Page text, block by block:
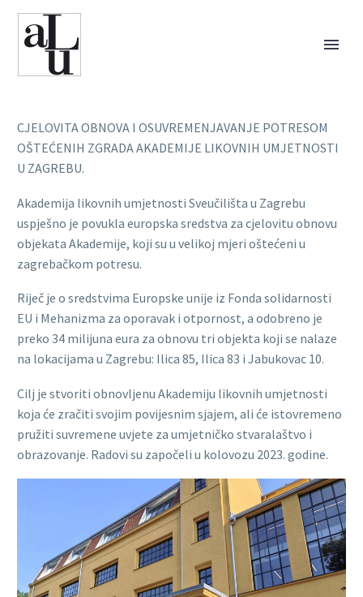
CJELOVITA OBNOVA I OSUVREMENJAVANJE POTRESOM
OŠTEĆENIH ZGRADA AKADEMIJE LIKOVNIH UMJETNOSTI
U ZAGREBU.
Akademija likovnih umjetnosti Sveučilišta u Zagrebu
uspješno je povukla europska sredstva za cjelovitu obnovu
objekata Akademije, koji su u velikoj mjeri oštećeni u
zagrebačkom potresu.
Riječ je o sredstvima Europske unije iz Fonda solidarnosti
EU i Mehanizma za oporavak i otpornost, a odobreno je
preko 34 milijuna eura za obnovu tri objekta koji se nalaze
na lokacijama u Zagrebu: Ilica 85, Ilica 83 i Jabukovac 10.
Cilj je stvoriti obnovljenu Akademiju likovnih umjetnosti
koja će zračiti svojim povijesnim sjajem, ali će istovremeno
pružiti suvremene uvjete za umjetničko stvaralaštvo i
obrazovanje. Radovi su započeli u kolovozu 2023. godine.